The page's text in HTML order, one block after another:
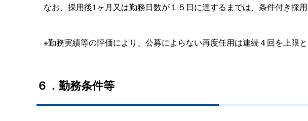
なお、採用後1ヶ月又は勤務日数が１５日に達するまでは、条件付き採用
※勤務実績等の評価により、公募によらない再度任用は連続４回を上限と
６．勤務条件等